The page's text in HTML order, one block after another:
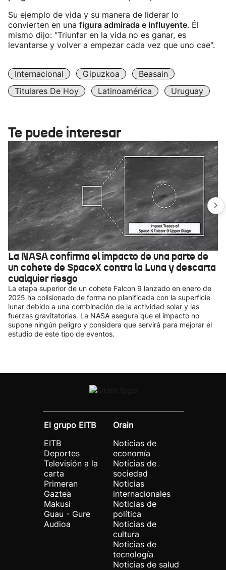
Su ejemplo de vida y su manera de liderar lo
convierten en una figura admirada e influyente. Él
mismo dijo: "Triunfar en la vida no es ganar, es
levantarse y volver a empezar cada vez que uno cae".
Internacional Gipuzkoa
Beasain
Titulares De Hoy
Latinoamérica Uruguay
Te puede interesar
La NASA confirma el impacto de una parte de
un cohete de SpaceX contra la Luna y descarta
cualquier riesgo
La etapa superior de un cohete Falcon 9 lanzado en enero de
2025 ha colisionado de forma no planificada con la superficie
lunar debido a una combinación de la actividad solar y las
fuerzas gravitatorias. La NASA asegura que el impacto no
supone ningún peligro y considera que servirá para mejorar el
estudio de este tipo de eventos.
El grupo EITB
EITB
Deportes
Televisión a la
carta
Primeran
Gaztea
Makusi
Guau - Gure
Audioa
Orain
Noticias de
economía
Noticias de
sociedad
Noticias
internacionales
Noticias de
política
Noticias de
cultura
Noticias de
tecnología
Noticias de salud